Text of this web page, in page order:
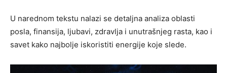
U narednom tekstu nalazi se detaljna analiza oblasti
posla, finansija, ljubavi, zdravlja i unutrašnjeg rasta, kao i
savet kako najbolje iskoristiti energije koje slede.